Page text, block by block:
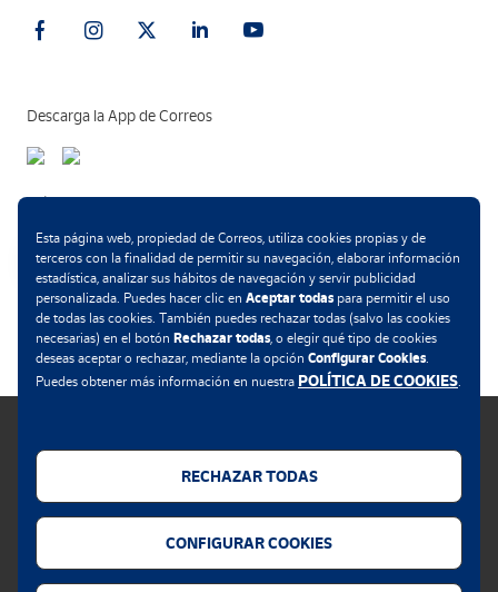
Descarga la App de Correos
Métodos de pago
Política de cookies
Privacidad web
Esta página web, propiedad de Correos, utiliza cookies propias y de
terceros con la finalidad de permitir su navegación, elaborar información
estadística, analizar sus hábitos de navegación y servir publicidad
personalizada. Puedes hacer clic en Aceptar todaspara permitir el uso
de todas las cookies. También puedes rechazar todas (salvo las cookies
necesarias) en el botón Rechazar todas, o elegir qué tipo de cookies
deseas aceptar o rechazar, mediante la opción Configurar Cookies.
Puedes obtener más información en nuestra POLÍTICA DE COOKIES.
RECHAZAR TODAS
CONFIGURAR COOKIES